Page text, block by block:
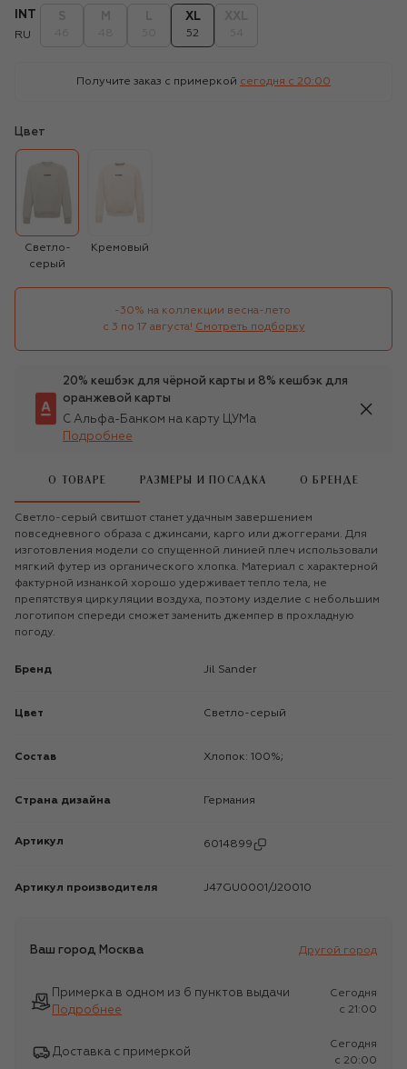
INT
RU
XL
52
Получите заказ с примеркой сегодня c 20:00
Цвет
Светло-
серый
Кремовый
-30% на коллекции весна-лето
с 3 по 17 августа! Смотреть подборку
20% кешбэк для чёрной карты и 8% кешбэк для
оранжевой карты
С Альфа-Банком на карту ЦУМа
Подробнее
О ТОВАРЕ РАЗМЕРЫ И ПОСАДКА О БРЕНДЕ
Светло-серый свитшот станет удачным завершением
повседневного образа с джинсами, карго или джоггерами. Для
изготовления модели со спущенной линией плеч использовали
мягкий футер из органического хлопка. Материал с характерной
фактурной изнанкой хорошо удерживает тепло тела, не
препятствуя циркуляции воздуха, поэтому изделие с небольшим
логотипом спереди сможет заменить джемпер в прохладную
погоду.
Бренд Jil Sander
Цвет Светло-серый
Состав Хлопок: 100%;
Страна дизайна Германия
Артикул 6014899
Артикул производителя J47GU0001/J20010
Ваш город Москва Другой город
Примерка в одном из 6 пунктов выдачи
Подробнее
Сегодня
c 21:00
Доставка с примеркой
Сегодня
c 20:00